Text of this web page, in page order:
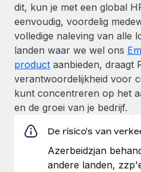
dit, kun je met een global
eenvoudig, voordelig
volledige naleving van alle
landen waar we wel ons
product aanbieden, draagt
verantwoordelijkheid voor
kunt concentreren op het
en de groei van je bedrijf.
De risico's van
Azerbeidzjan
andere landen,